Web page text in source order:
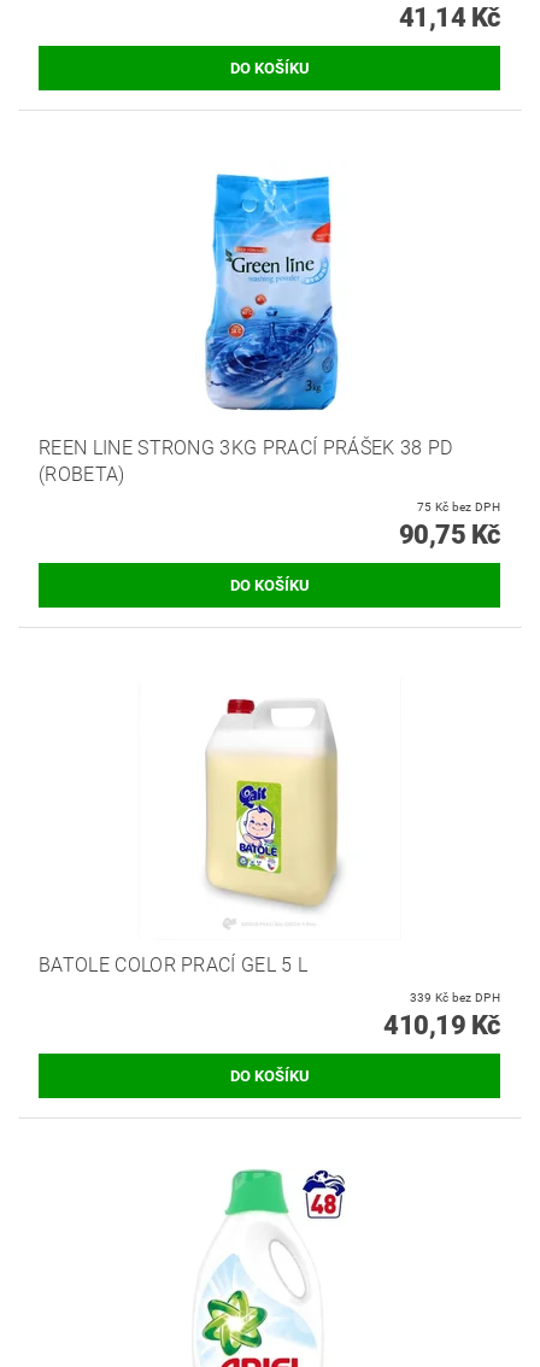
41,14 Kč
REEN LINE STRONG 3KG PRACÍ PRÁŠEK 38 PD
(ROBETA)
75 Kč bez DPH
90,75 Kč
BATOLE COLOR PRACÍ GEL 5 L
339 Kč bez DPH
410,19 Kč